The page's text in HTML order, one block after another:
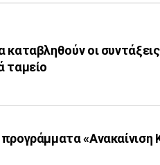
οι
ταμείο
«Ανακαίνιση